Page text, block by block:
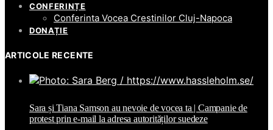
CONFERINȚE
Conferinta Vocea Crestinilor Cluj-Napoca
DONAȚIE
ARTICOLE RECENTE
Sara și Tiana Samson au nevoie de vocea ta | Campanie de
protest prin e-mail la adresa autorităților suedeze